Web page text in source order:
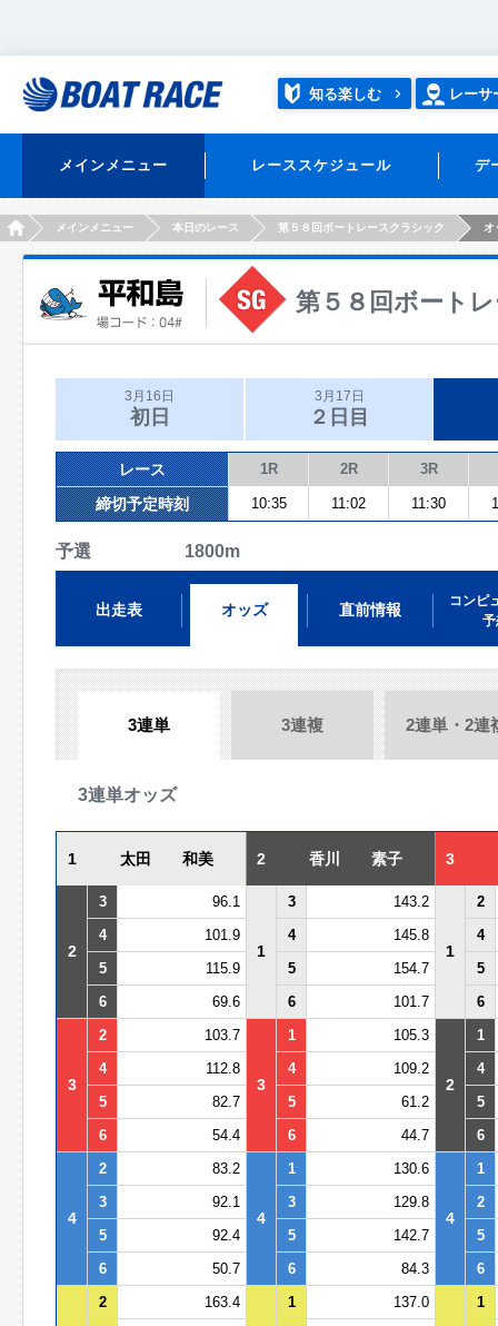
知る楽しむ レーサ
メインメニュー レーススケジュール デ
HOMEメインメニュー 本日のレース 第５８回ボートレースクラシック オ
第５８回ボート
3月16日
初日
3月17日
２日目
レース 1R 2R 3R
締切予定時刻 10:35 11:02 11:30
予選 1800m
出走表 オッズ 直前情報
コンピ
予
3連単 3連複 2連単・2連
3連単オッズ
1 太田 和美 2 香川 素子 3
2
3 96.1
1
3 143.2
1
2
4
101.9 4 145.8
4
5
115.9 5 154.7
5
6
69.6 6 101.7 6
3
2 103.7
3
1 105.3
2
1
4
112.8 4 109.2
4
5
82.7 5 61.2
5
6
54.4 6 44.7 6
4
2 83.2
4
1 130.6
4
1
3
92.1 3 129.8
2
5
92.4 5 142.7
5
6
50.7 6 84.3 6
2 163.4 1 137.0
1